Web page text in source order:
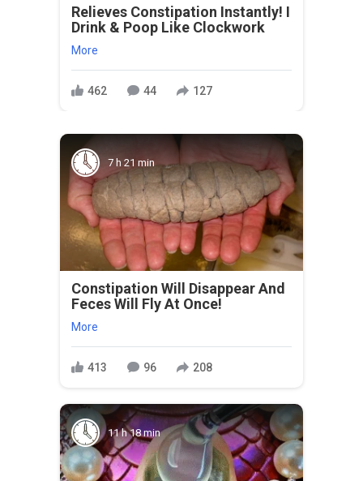
Relieves Constipation Instantly! I
Drink & Poop Like Clockwork
More
462 44 127
7 h 21 min
Constipation Will Disappear And
Feces Will Fly At Once!
More
413 96 208
11 h 18 min